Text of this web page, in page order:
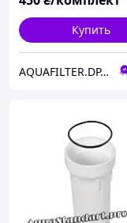
Купить
AQUAFILTER.DP.UA — Фильтры для воды